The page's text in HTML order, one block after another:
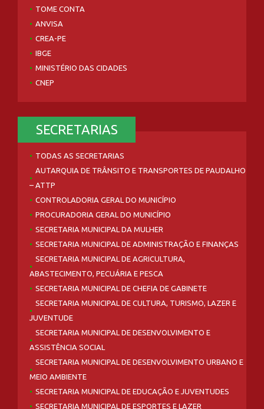
TOME CONTA
ANVISA
CREA-PE
IBGE
MINISTÉRIO DAS CIDADES
CNEP
SECRETARIAS
TODAS AS SECRETARIAS
AUTARQUIA DE TRÂNSITO E TRANSPORTES DE PAUDALHO
– ATTP
CONTROLADORIA GERAL DO MUNICÍPIO
PROCURADORIA GERAL DO MUNICÍPIO
SECRETARIA MUNICIPAL DA MULHER
SECRETARIA MUNICIPAL DE ADMINISTRAÇÃO E FINANÇAS
SECRETARIA MUNICIPAL DE AGRICULTURA,
ABASTECIMENTO, PECUÁRIA E PESCA
SECRETARIA MUNICIPAL DE CHEFIA DE GABINETE
SECRETARIA MUNICIPAL DE CULTURA, TURISMO, LAZER E
JUVENTUDE
SECRETARIA MUNICIPAL DE DESENVOLVIMENTO E
ASSISTÊNCIA SOCIAL
SECRETARIA MUNICIPAL DE DESENVOLVIMENTO URBANO E
MEIO AMBIENTE
SECRETARIA MUNICIPAL DE EDUCAÇÃO E JUVENTUDES
SECRETARIA MUNICIPAL DE ESPORTES E LAZER